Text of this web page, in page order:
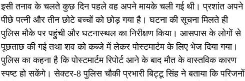
इसी तनाव के चलते कुछ दिन पहले वह अपने मायके चली गई थी। प्रशांत अपने
पीछे पत्नी और तीन छोटे बच्चों को छोड़ गया है। घटना की सूचना मिलते ही
पुलिस मौके पर पहुंची और घटनास्थल का निरीक्षण किया। आसपास के लोगों से
पूछताछ की गई तथा शव को कब्जे में लेकर पोस्टमार्टम के लिए भेज दिया गया।
पुलिस का कहना है कि पोस्टमार्टम रिपोर्ट आने के बाद मौत के वास्तविक कारण
स्पष्ट हो सकेंगे। सेक्टर-8 पुलिस चौकी प्रभारी बिट्टू सिंह ने बताया कि परिजनों